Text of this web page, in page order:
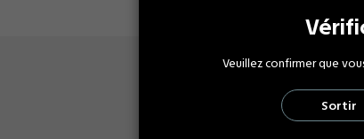
Veuillez confirmer que
Sortir